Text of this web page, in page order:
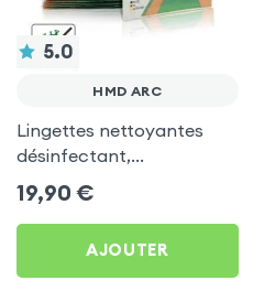
5.0
HMD ARC
Lingettes nettoyantes
désinfectant,
antibactérien pour écran
- 4Smarts
19,90 €
AJOUTER